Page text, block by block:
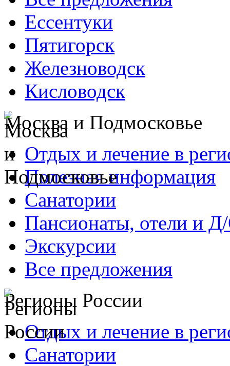
Ессентуки
Пятигорск
Железноводск
Кисловодск
Москва и Подмосковье
Отдых и лечение в
Полезная информация
Санатории
Пансионаты, отели и
Экскурсии
Все предложения
Регионы России
Отдых и лечение в
Санатории